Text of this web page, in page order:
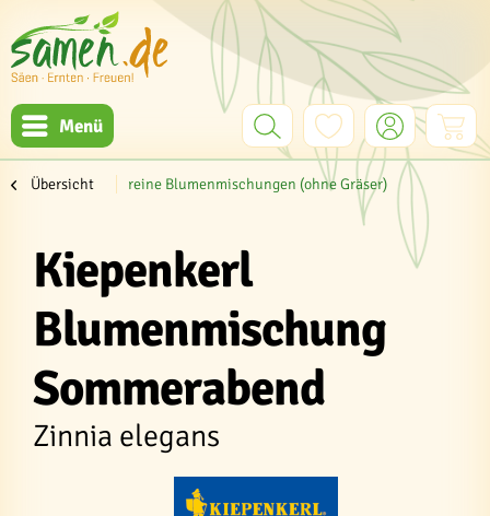
Menü
Übersicht reine Blumenmischungen (ohne Gräser)
Kiepenkerl
Blumenmischung
Sommerabend
Zinnia elegans